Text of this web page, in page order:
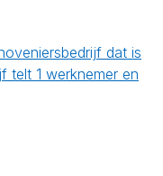
dat is
telt 1 werknemer en